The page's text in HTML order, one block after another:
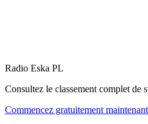
Radio Eska PL
Consultez le classement complet de
Commencez gratuitement maintenant